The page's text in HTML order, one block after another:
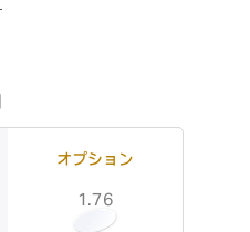
オプション
1.76